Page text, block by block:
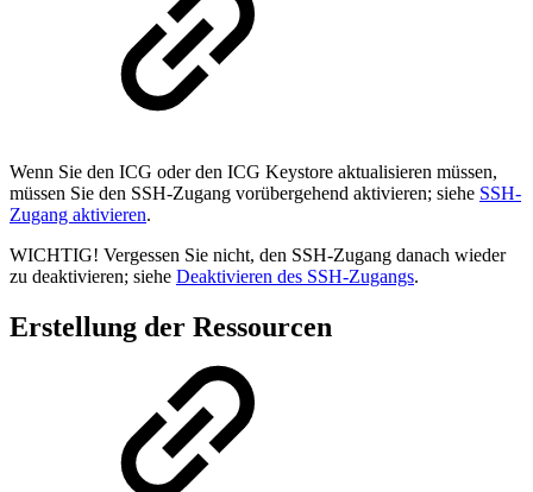
Wenn Sie den ICG oder den ICG Keystore aktualisieren müssen,
müssen Sie den SSH-Zugang vorübergehend aktivieren; siehe SSH-
Zugang aktivieren.
WICHTIG! Vergessen Sie nicht, den SSH-Zugang danach wieder
zu deaktivieren; siehe Deaktivieren des SSH-Zugangs.
Erstellung der Ressourcen